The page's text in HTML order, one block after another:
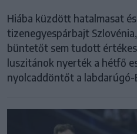
Hiába küzdött hatalmasat
tizenegyespárbajt
büntetőt sem tudott
luszitánok nyerték a hétfő
nyolcaddöntőt a